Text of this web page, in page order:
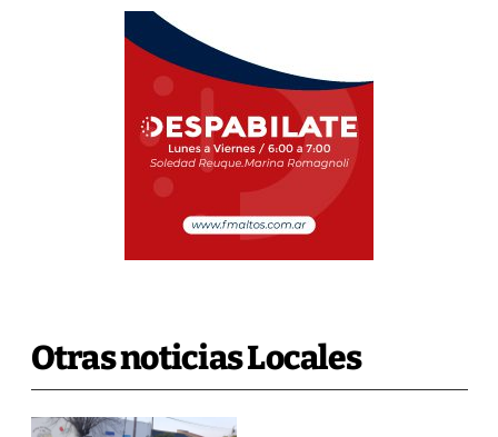
Otras noticias Locales